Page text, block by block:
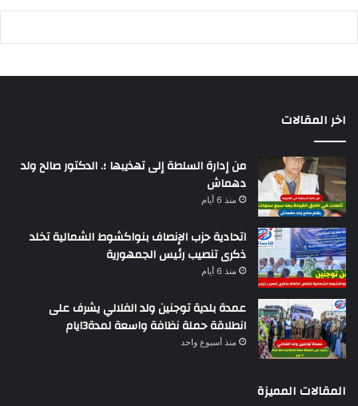
اخر المقالات
من إدارة السلطة إلى تهذيبها ؛. الدكتور صالح ولد
دهماش
منذ 6 أيام
اتحادية حزب الإنصاف بنواكشوط الشمالية تخلد
ذكرى تنصيب رئيس الجمهورية
منذ 6 أيام
عمدة بلدية توجنين ولد الفلالي يشرف على
انطلاقة حملة نظافة واسعة لمدة3ايام
منذ أسبوع واحد
المقالات المميزة